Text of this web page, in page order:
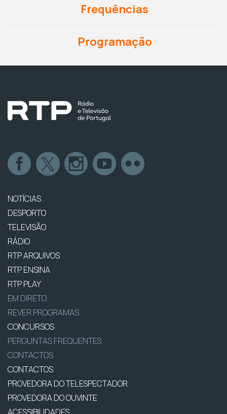
Frequências
Programação
NOTÍCIAS
DESPORTO
TELEVISÃO
RÁDIO
RTP ARQUIVOS
RTP ENSINA
RTP PLAY
EM DIRETO
REVER PROGRAMAS
CONCURSOS
PERGUNTAS FREQUENTES
CONTACTOS
CONTACTOS
PROVEDORA DO TELESPECTADOR
PROVEDORA DO OUVINTE